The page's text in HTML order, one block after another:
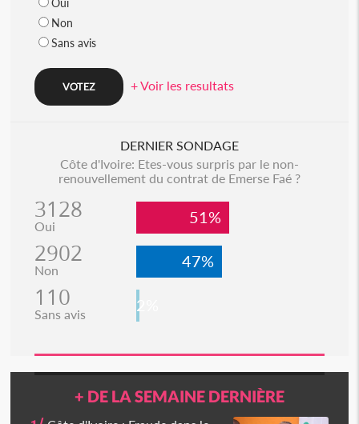
Oui
Non
Sans avis
+ Voir les resultats
DERNIER SONDAGE
Côte d'Ivoire: Etes-vous surpris par le non-
renouvellement du contrat de Emerse Faé ?
3128
Oui 51%
2902
Non 47%
110
Sans avis 2%
+ DE LA SEMAINE DERNIÈRE